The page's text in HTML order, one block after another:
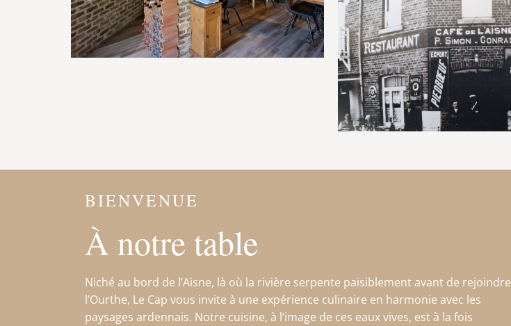
BIENVENUE
À notre table
Niché au bord de l’Aisne, là où la rivière serpente paisiblement avant de rejoindre
l’Ourthe, Le Cap vous invite à une expérience culinaire en harmonie avec les
paysages ardennais. Notre cuisine, à l’image de ces eaux vives, est à la fois